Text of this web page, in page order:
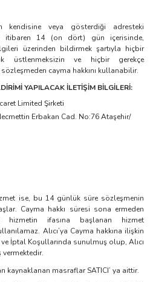
kendisine veya gösterdiği adresteki
itibaren 14 (on dört) gün içerisinde,
üzerinden bildirmek şartıyla hiçbir
üstlenmeksizin ve hiçbir gerekçe
cayma hakkını kullanabilir.
YAPILACAK İLETİŞİM BİLGİLERİ:
Limited Şirketi
Erbakan Cad. No:76 Ataşehir/
ise, bu 14 günlük süre sözleşmenin
Cayma hakkı süresi sona ermeden
ifasına başlanan hizmet
Alıcı’ya Cayma hakkına ilişkin
İptal Koşullarında sunulmuş olup, Alıcı
vermektedir.
kaynaklanan masraflar SATICI’ ya aittir.